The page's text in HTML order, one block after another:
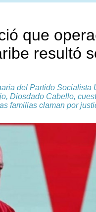
que
resultó
del Partido Socialista
Diosdado Cabello,
familias claman por